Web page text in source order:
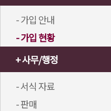
- 가입 안내
- 가입 현황
+ 사무/행정
- 서식 자료
- 판매